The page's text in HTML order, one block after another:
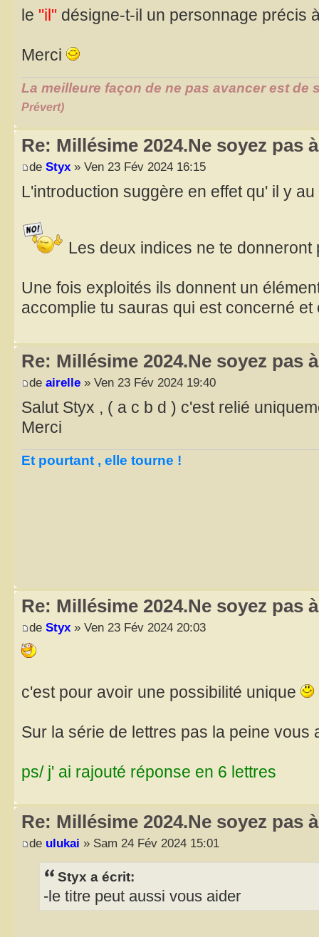
le "il" désigne-t-il un personnage précis
Merci
La meilleure façon de ne pas avancer est de
Prévert)
Re: Millésime 2024.Ne soyez pas
de Styx » Ven 23 Fév 2024 16:15
L'introduction suggère en effet qu' il y
Les deux indices ne te donneront
Une fois exploités ils donnent un
accomplie tu sauras qui est concerné
Re: Millésime 2024.Ne soyez pas
de airelle » Ven 23 Fév 2024 19:40
Salut Styx , ( a c b d ) c'est relié
Merci
Et pourtant , elle tourne !
Re: Millésime 2024.Ne soyez pas
de Styx » Ven 23 Fév 2024 20:03
c'est pour avoir une possibilité unique
Sur la série de lettres pas la peine vous
ps/ j' ai rajouté réponse en 6 lettres
Re: Millésime 2024.Ne soyez pas
de ulukai » Sam 24 Fév 2024 15:01
Styx a écrit:
-le titre peut aussi vous aider